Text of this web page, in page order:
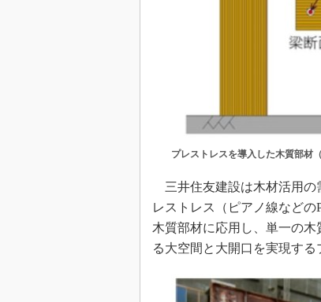
プレストレスを導入した木質部材
三井住友建設は木材活用の
レストレス（ピアノ線など
木質部材に応用し、単一の
る大空間と大開口を実現する